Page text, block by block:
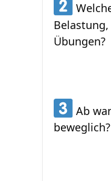
Übungen?
Ab
beweglich?